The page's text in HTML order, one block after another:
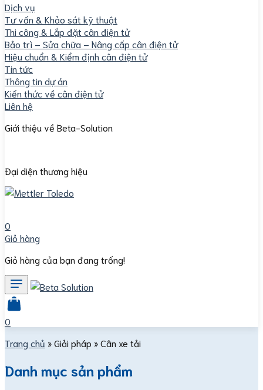
Dịch vụ
Tư vấn & Khảo sát kỹ thuật
Thi công & Lắp đặt cân điện tử
Bảo trì – Sửa chữa – Nâng cấp cân điện tử
Hiệu chuẩn & Kiểm định cân điện tử
Tin tức
Thông tin dự án
Kiến thức về cân điện tử
Liên hệ
Giới thiệu về Beta-Solution
Đại diện thương hiệu
0
Giỏ hàng
Giỏ hàng của bạn đang trống!
0
Trang chủ »Giải pháp »Cân xe tải
Danh mục sản phẩm